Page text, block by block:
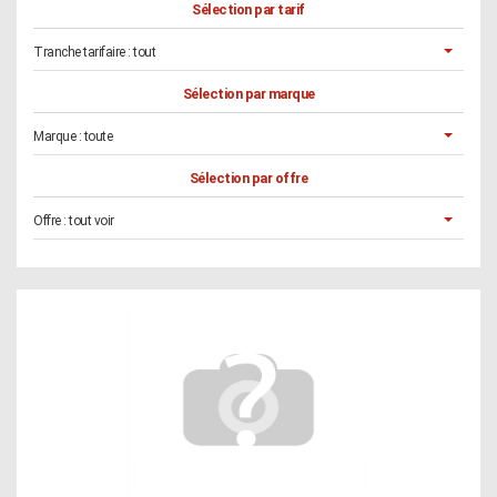
Sélection par tarif
Tranche tarifaire :tout
Sélection par marque
Marque :toute
Sélection par offre
Offre :tout voir